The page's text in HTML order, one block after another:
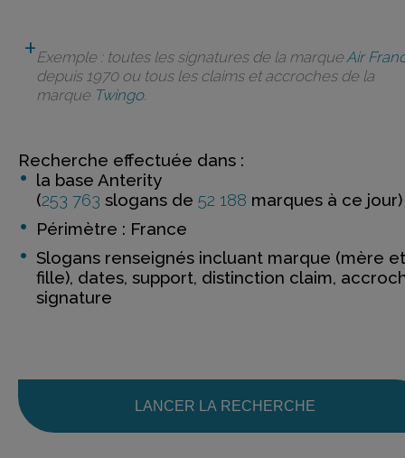
Exemple : toutes les signatures de la marqueAir
depuis 1970 ou tous les claims et accroches de la
marque Twingo.
Recherche effectuée dans :
la base Anterity
(253 763 slogans de 52 188 marques à ce jour)
Périmètre : France
Slogans renseignés incluant marque (mère et
fille), dates, support, distinction claim,
signature
LANCER LA RECHERCHE